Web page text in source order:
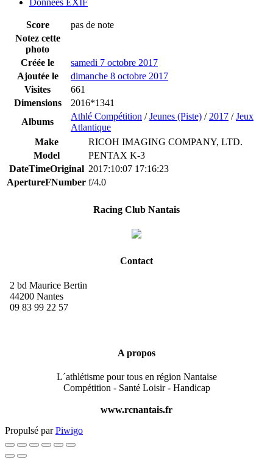
Données EXIF
Score
pas de note
Notez cette
photo
Créée le
samedi 7 octobre 2017
Ajoutée le
dimanche 8 octobre 2017
Visites
661
Dimensions
2016*1341
Albums
Athlé Compétition /Jeunes (Piste) / 2017 /Jeux
Atlantique
Make
RICOH IMAGING COMPANY, LTD.
Model
PENTAX K-3
DateTimeOriginal 2017:10:07 17:16:23
ApertureFNumber f/4.0
Racing Club Nantais
Contact
2 bd Maurice Bertin
44200 Nantes
09 83 99 22 57
A propos
L´athlétisme pour tous en région Nantaise
Compétition - Santé Loisir - Handicap
www.rcnantais.fr
Propulsé parPiwigo